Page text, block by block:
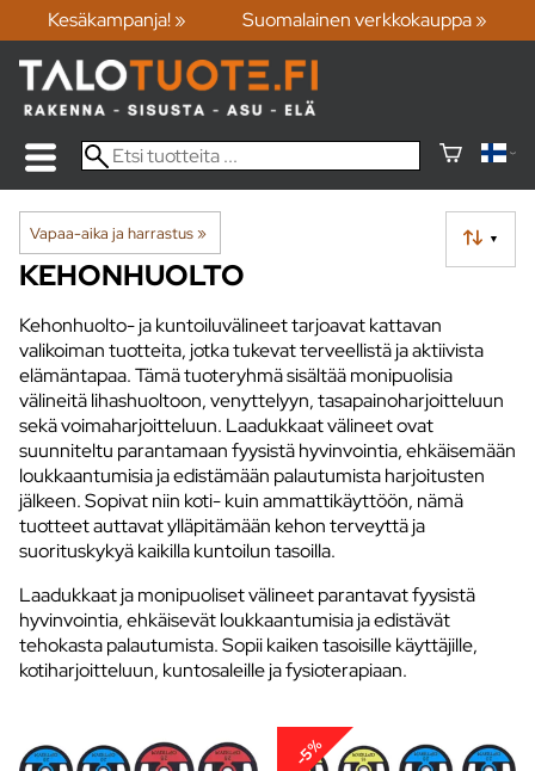
Kesäkampanja! » Suomalainen verkkokauppa »
Vapaa-aika ja harrastus‪» ▼
KEHONHUOLTO
Kehonhuolto- ja kuntoiluvälineet tarjoavat kattavan
valikoiman tuotteita, jotka tukevat terveellistä ja aktiivista
elämäntapaa. Tämä tuoteryhmä sisältää monipuolisia
välineitä lihashuoltoon, venyttelyyn, tasapainoharjoitteluun
sekä voimaharjoitteluun. Laadukkaat välineet ovat
suunniteltu parantamaan fyysistä hyvinvointia, ehkäisemään
loukkaantumisia ja edistämään palautumista harjoitusten
jälkeen. Sopivat niin koti- kuin ammattikäyttöön, nämä
tuotteet auttavat ylläpitämään kehon terveyttä ja
suorituskykyä kaikilla kuntoilun tasoilla.
Laadukkaat ja monipuoliset välineet parantavat fyysistä
hyvinvointia, ehkäisevät loukkaantumisia ja edistävät
tehokasta palautumista. Sopii kaiken tasoisille käyttäjille,
kotiharjoitteluun, kuntosaleille ja fysioterapiaan.
-5%